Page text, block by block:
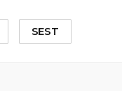
SEST